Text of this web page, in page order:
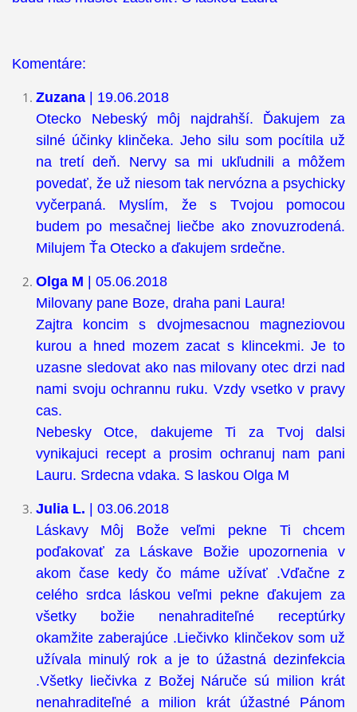
Komentáre:
Zuzana| 19.06.2018
Otecko Nebeský môj najdrahší. Ďakujem za
silné účinky klinčeka. Jeho silu som pocítila už
na tretí deň. Nervy sa mi ukľudnili a môžem
povedať, že už niesom tak nervózna a psychicky
vyčerpaná. Myslím, že s Tvojou pomocou
budem po mesačnej liečbe ako znovuzrodená.
Milujem Ťa Otecko a ďakujem srdečne.
Olga M
| 05.06.2018
Milovany pane Boze, draha pani Laura!
Zajtra koncim s dvojmesacnou magneziovou
kurou a hned mozem zacat s klincekmi. Je to
uzasne sledovat ako nas milovany otec drzi nad
nami svoju ochrannu ruku. Vzdy vsetko v pravy
cas.
Nebesky Otce, dakujeme Ti za Tvoj dalsi
vynikajuci recept a prosim ochranuj nam pani
Lauru. Srdecna vdaka. S laskou Olga M
Julia L. | 03.06.2018
Láskavy Môj Bože veľmi pekne Ti chcem
poďakovať za Láskave Božie upozornenia v
akom čase kedy čo máme užívať .Vďačne z
celého srdca láskou veľmi pekne ďakujem za
všetky božie nenahraditeľné receptúrky
okamžite zaberajúce .Liečivko klinčekov som už
užívala minulý rok a je to úžastná dezinfekcia
.Všetky liečivka z Božej Náruče sú milion krát
nenahraditeľné a milion krát úžastné Pánom